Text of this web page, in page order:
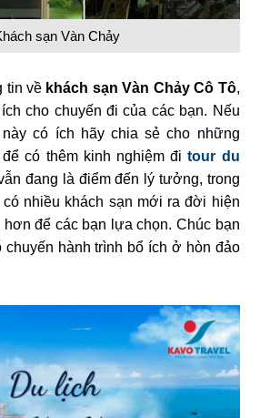
sạn Vàn Chảy
tin về khách sạn Vàn Chảy Cô Tô,
cho chuyến đi của các bạn. Nếu
có ích hãy chia sẻ cho những
có thêm kinh nghiệm đitour du
đang là điểm đến lý tưởng, trong
nhiều khách sạn mới ra đời hiện
để các bạn lựa chọn. Chúc bạn
hành trình bổ ích ở hòn đảo